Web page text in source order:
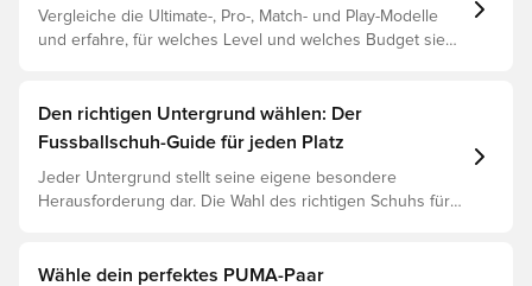
Vergleiche die Ultimate-, Pro-, Match- und Play-Modelle
und erfahre, für welches Level und welches Budget sie
Den richtigen Untergrund wählen: Der
Fussballschuh-Guide für jeden Platz
Jeder Untergrund stellt seine eigene besondere
Herausforderung dar. Die Wahl des richtigen Schuhs für
Langlebigkeit des Schuhs. Lies weiter, um
Wähle dein perfektes PUMA-Paar